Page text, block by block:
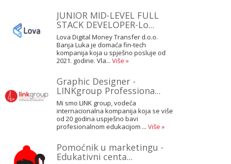
JUNIOR MID-LEVEL FULL
STACK DEVELOPER-Lo...
Lova Digital Money Transfer d.o.o.
Banja Luka je domaća fin-tech
kompanija koja u spješno posluje od
2021. godine. Vla... Više »
Graphic Designer -
LINKgroup Professiona...
Mi smo LINK group, vodeća
internacionalna kompanija koja se više
od 20 godina uspješno bavi
profesionalnom edukacijom ... Više »
Pomoćnik u marketingu -
Edukativni centa...